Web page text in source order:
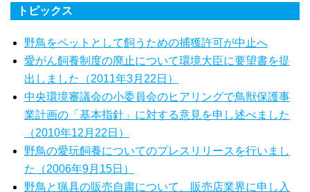
トピックス
野鳥をペットとして飼うための捕獲許可が中止へ
愛がん飼養制度の廃止について環境大臣に要望書を提
出しました（2011年3月22日）
中央環境審議会の小委員会のヒアリングで鳥獣保護事
業計画の「基本指針」に対する意見を申し述べました
（2010年12月22日）
野鳥の愛玩飼養についてのプレスリリースを行いまし
た（2006年9月15日）
野鳥と猟具の販売自粛について、販売店業界に申し入